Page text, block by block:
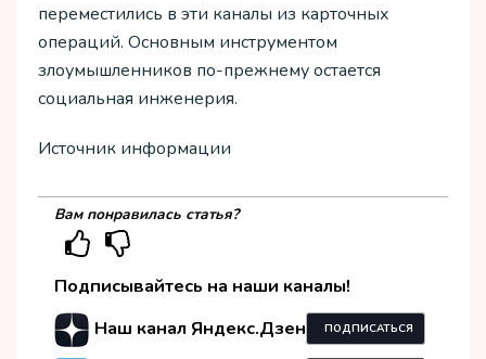
переместились в эти каналы из карточных
операций. Основным инструментом
злоумышленников по-прежнему остается
социальная инженерия.
Источник информации
Вам понравилась статья?
Подписывайтесь на наши каналы!
Наш канал Яндекс.Дзен
ПОДПИСАТЬСЯ